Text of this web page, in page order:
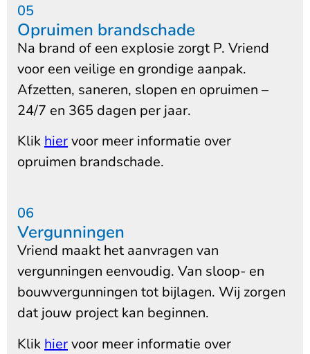
05
Opruimen brandschade
Na brand of een explosie zorgt P. Vriend
voor een veilige en grondige aanpak.
Afzetten, saneren, slopen en opruimen –
24/7 en 365 dagen per jaar.
Klik hiervoor meer informatie over
opruimen brandschade.
06
Vergunningen
Vriend maakt het aanvragen van
vergunningen eenvoudig. Van sloop- en
bouwvergunningen tot bijlagen. Wij zorgen
dat jouw project kan beginnen.
Klik hiervoor meer informatie over